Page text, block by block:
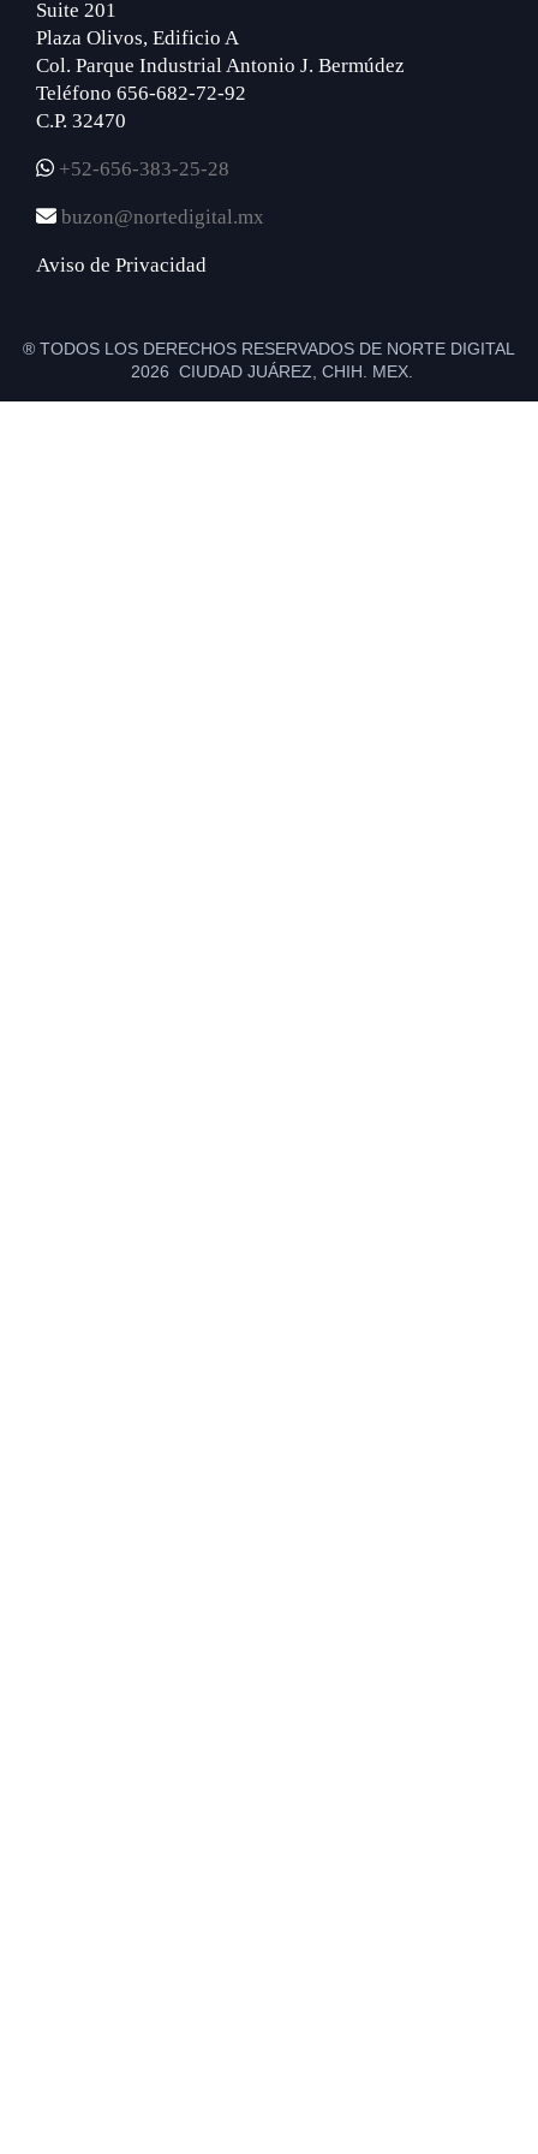
Suite 201
Plaza Olivos, Edificio A
Col. Parque Industrial Antonio J. Bermúdez
Teléfono 656-682-72-92
C.P. 32470
+52-656-383-25-28
buzon@nortedigital.mx
Aviso de Privacidad
® TODOS LOS DERECHOS RESERVADOS DE NORTE DIGITAL
2026 CIUDAD JUÁREZ, CHIH. MEX.